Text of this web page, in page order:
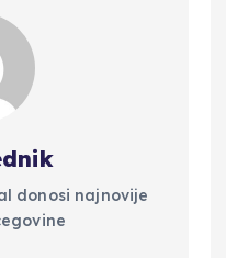
donosi najnovije